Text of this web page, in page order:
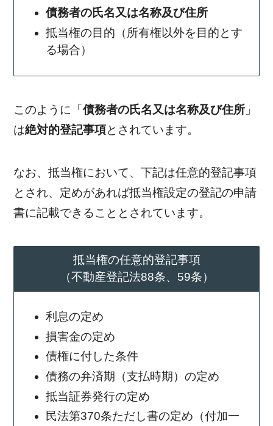
債務者の氏名又は名称及び住所
抵当権の目的（所有権以外を目的とす
る場合）
このように「債務者の氏名又は名称及び住所 」
は絶対的登記事項とされています。
なお、抵当権において、下記は任意的登記事項
とされ、定めがあれば抵当権設定の登記の申請
書に記載できることとされています。
抵当権の任意的登記事項
（不動産登記法88条、59条）
利息の定め
損害金の定め
債権に付した条件
債務の弁済期（支払時期）の定め
抵当証券発行の定め
民法第370条ただし書の定め（付加一